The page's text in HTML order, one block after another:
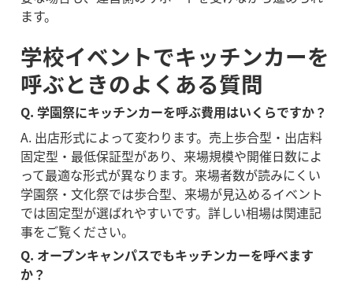
ます。
学校イベントでキッチンカーを
呼ぶときのよくある質問
Q. 学園祭にキッチンカーを呼ぶ費用はいくらですか？
A. 出店形式によって変わります。売上歩合型・出店料
固定型・最低保証型があり、来場規模や開催日数によ
って最適な形式が異なります。来場者数が読みにくい
学園祭・文化祭では歩合型、来場が見込めるイベント
では固定型が選ばれやすいです。詳しい相場は関連記
事をご覧ください。
Q. オープンキャンパスでもキッチンカーを呼べます
か？